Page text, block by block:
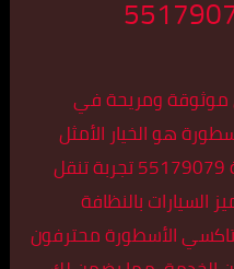
موثوقة ومريحة في
هو الخيار الأمثل
بالتأكيد. يوفر تاكسي الأسطورة 55179079 تجربة تنقل
السيارات بالنظافة
تاكسي الأسطورة محترفون